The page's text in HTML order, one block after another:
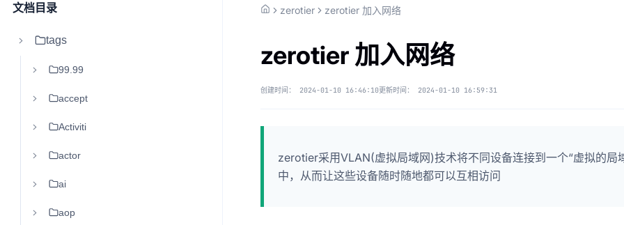
文档目录
tags
99.99
accept
Activiti
actor
ai
aop
zerotier zerotier 加入网络
zerotier 加入网络
创建时间： 2024-01-10 16:46:10更新时间： 2024-01-10 16:59:31
zerotier采用VLAN(虚拟局域网)技术将不同设备连接到一个“虚拟的局
中，从而让这些设备随时随地都可以互相访问